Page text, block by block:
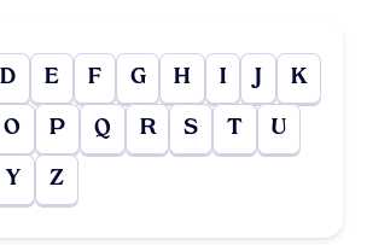
D E F G H I J K
O P Q R S T U
Y Z